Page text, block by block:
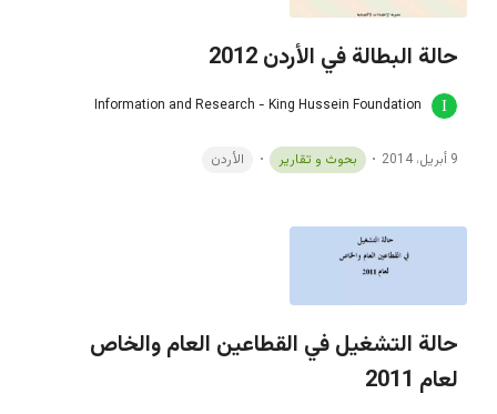
حالة البطالة في الأردن 2012
Information and Research - King Hussein Foundation
9 أبريل، 2014 بحوث و تقارير الأردن
حالة التشغيل في القطاعين العام والخاص
لعام 2011